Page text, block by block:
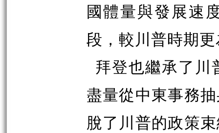
國體量與發展速
段，較川普時期
拜登也繼承了川
盡量從中東事務
脫了川普的政策